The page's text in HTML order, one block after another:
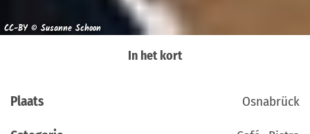
CC-BY © Susanne Schoon
In het kort
Plaats Osnabrück